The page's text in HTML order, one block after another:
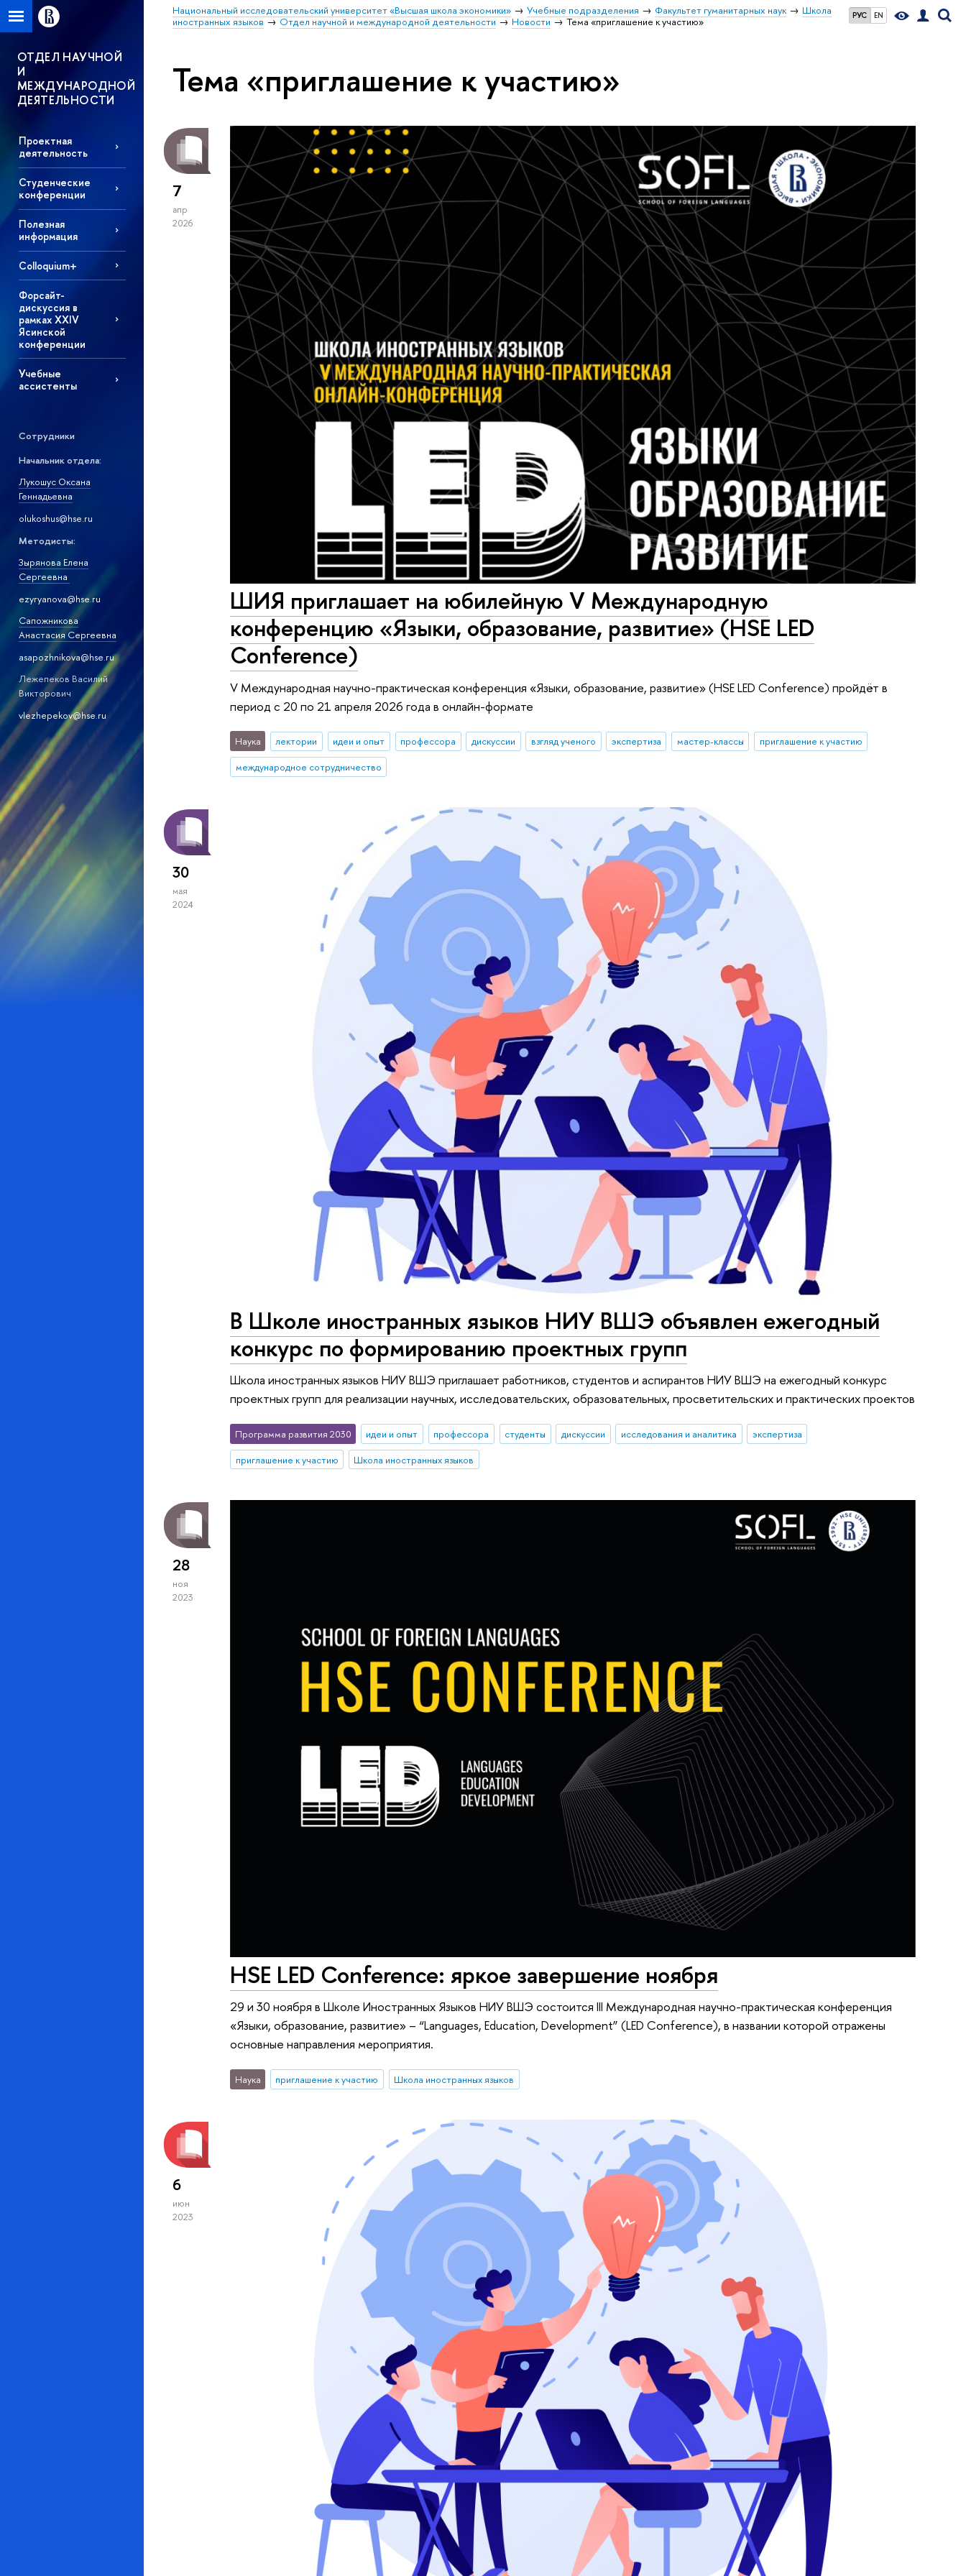
РУС EN
Национальный исследовательский университет «Высшая школа экономики» Учебные подразделения Факультет гуманитарных наук
Школа
иностранных языков
Отдел научной и международной деятельности Новости Тема «приглашение к участию»
ОТДЕЛ НАУЧНОЙ
И
МЕЖДУНАРОДНОЙ
ДЕЯТЕЛЬНОСТИ
Проектная
деятельность
Студенческие
конференции
Полезная
информация
Colloquium+
Форсайт-
дискуссия в
рамках XXIV
Ясинской
конференции
Учебные
ассистенты
Сотрудники
Начальник отдела:
Лукошус Оксана
Геннадьевна
olukoshus@hse.ru
Методисты:
Зырянова Елена
Сергеевна
ezyryanova@hse.ru
Сапожникова
Анастасия Сергеевна
asapozhnikova@hse.ru
Лежепеков Василий
Викторович
vlezhepekov@hse.ru
Тема «приглашение к участию»
7
апр
2026
ШИЯ приглашает на юбилейную V Международную
конференцию «Языки, образование, развитие» (HSE LED
Conference)
V Международная научно-практическая конференция «Языки, образование, развитие» (HSE LED Conference) пройдёт в
период с 20 по 21 апреля 2026 года в онлайн-формате
Наука лектории идеи и опыт профессора дискуссии взгляд ученого экспертиза мастер-классы
приглашение к участию
международное сотрудничество
30
мая
2024
В Школе иностранных языков НИУ ВШЭ объявлен ежегодный
конкурс по формированию проектных групп
Школа иностранных языков НИУ ВШЭ приглашает работников, студентов и аспирантов НИУ ВШЭ на ежегодный конкурс
проектных групп для реализации научных, исследовательских, образовательных, просветительских и практических проектов
Программа развития 2030 идеи и опыт профессора студенты дискуссии исследования и аналитика
экспертиза
приглашение к участию
Школа иностранных языков
28
ноя
2023
HSE LED Conference: яркое завершение ноября
29 и 30 ноября в Школе Иностранных Языков НИУ ВШЭ состоится III Международная научно-практическая конференция
«Языки, образование, развитие» – “Languages, Education, Development” (LED Conference), в названии которой отражены
основные направления мероприятия.
Наука приглашение к участию Школа иностранных языков
6
июн
2023